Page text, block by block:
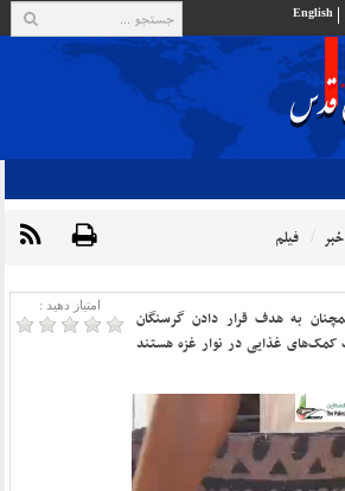
English
خبر فیلم
امتیاز دهید :
به هدف قرار دادن گرسنگان
کمک‌های غذایی در نوار غزه هستند